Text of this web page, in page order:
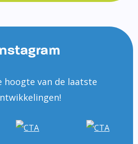
hoogte van de laatste